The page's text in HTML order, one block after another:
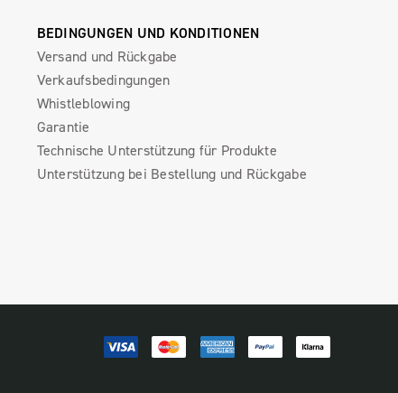
BEDINGUNGEN UND KONDITIONEN
Versand und Rückgabe
Verkaufsbedingungen
Whistleblowing
Garantie
Technische Unterstützung für Produkte
Unterstützung bei Bestellung und Rückgabe